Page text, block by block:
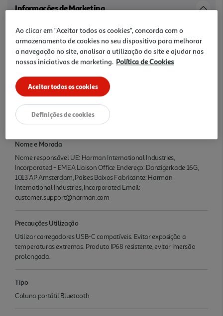
Informações de Marketing
Coluna portátil de alta potência com som JBL Pro, AI Sound Boost e
graves profundos. Iluminação ambiente dinâmica, resistência IP68 e
autonomia até 28 horas. Inclui powerbank e suporte AuracastT
para som expandido.
Características
Denominação
JBL Xtreme 5
Nome e Morada
Nome responsável UE: Harman International Industries,
Incorporated - EMEA Liaison Office Endereço: Danzigerkade 16G,
1013 AP Amsterdam, Países Baixos Fabricante: Harman
International Industries, Incorporated Email:
customer.support@harman.com
Precauções Utilização
Utilizar carregadores USB-C compatíveis. Evitar exposição a
temperaturas extremas. Produto IP68 resistente, evitar imersão
prolongada.
Tipo
Coluna portátil Bluetooth
Ao clicar em "Aceitar todos os cookies", concorda com o
armazenamento de cookies no seu dispositivo para melhorar
a navegação no site, analisar a utilização do site e ajudar nas
nossas iniciativas de marketing. Política de Cookies
Aceitar todos os cookies
Definições de cookies